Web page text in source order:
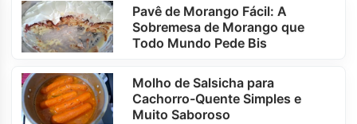
Pavê de Morango Fácil: A
Sobremesa de Morango que
Todo Mundo Pede Bis
Molho de Salsicha para
Cachorro-Quente Simples e
Muito Saboroso